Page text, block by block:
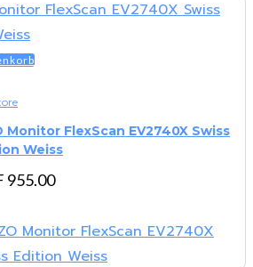
Monitor FlexScan EV2740X Swiss
Weiss
955.00